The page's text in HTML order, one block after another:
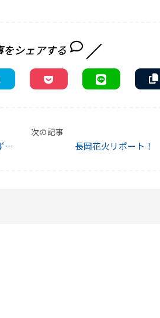
をシェアする
次の記事
長岡花火リポート！